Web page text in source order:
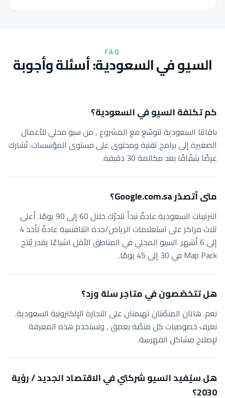
FAQ
السيو في السعودية: أسئلة وأجوبة
كم تكلفة السيو في السعودية؟
باقاتنا السعودية تتوسّع مع المشروع , من سيو محلي للأعمال
الصغيرة إلى برامج تقنية ومحتوى على مستوى المؤسسات. نُشارك
عرضًا شفّافًا بعد مكالمة 30 دقيقة.
متى أتصدّر Google.com.sa؟
الترتيبات السعودية عادةً تبدأ تتحرّك خلال 60 إلى 90 يومًا. أعلى
ثلاث مراكز على استعلامات الرياض/جدة التنافسية عادةً تأخذ 4
إلى 6 أشهر. السيو المحلي في المناطق الأقل اشباعًا يقدر يُنتج
Map Pack في 30 إلى 45 يومًا.
هل تتخصّصون في متاجر سلة وزد؟
نعم. هاتان المنصّتان تهيمنان على التجارة الإلكترونية السعودية.
نعرف خصوصيات كل منصّة بعمق , ونستخدم هذه المعرفة
لإصلاح مشاكل الفهرسة.
هل سيُفيد السيو شركتي في الاقتصاد الجديد / رؤية
2030؟